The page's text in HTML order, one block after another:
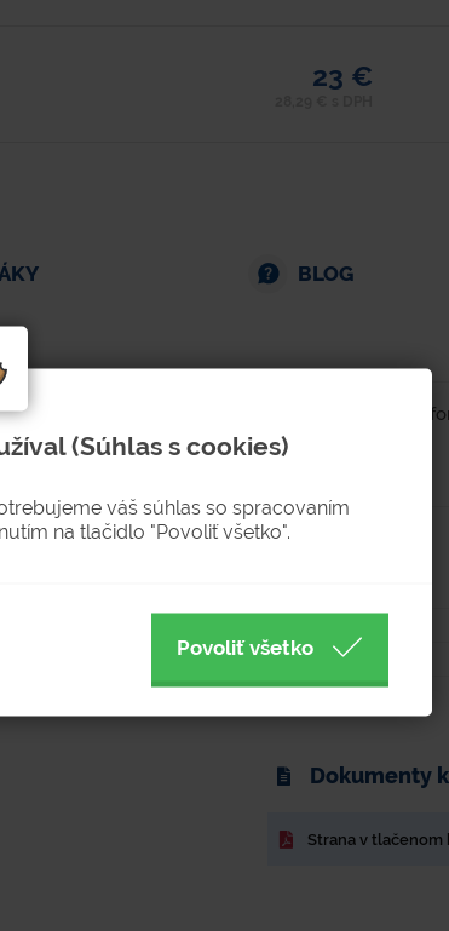
23 €
BLOG
(1) Dopytový
Hmotnosť
Šírka
Dokumenty
Strana v tlačenom
(Súhlas s cookies)
váš súhlas so spracovaním
na tlačidlo "Povoliť všetko".
Povoliť všetko